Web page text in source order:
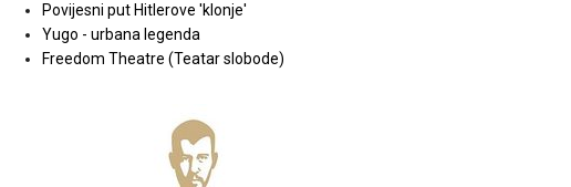
Povijesni put Hitlerove 'klonje'
Yugo - urbana legenda
Freedom Theatre (Teatar slobode)